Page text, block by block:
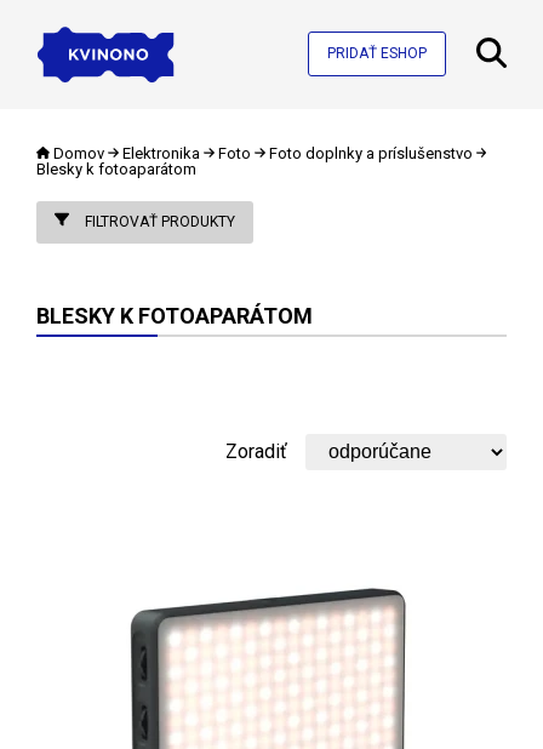
PRIDAŤ ESHOP
Domov Elektronika Foto
Foto doplnky a príslušenstvo
Blesky k fotoaparátom
FILTROVAŤ PRODUKTY
BLESKY K FOTOAPARÁTOM
Zoradiť